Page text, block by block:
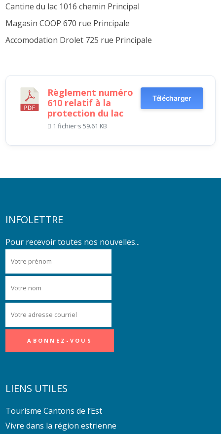
Cantine du lac 1016 chemin Principal
Magasin COOP 670 rue Principale
Accomodation Drolet 725 rue Principale
Règlement numéro
610 relatif à la
protection du lac
1 fichier·s59.61 KB
Télécharger
INFOLETTRE
Pour recevoir toutes nos nouvelles...
LIENS UTILES
Tourisme Cantons de l’Est
Vivre dans la région estrienne